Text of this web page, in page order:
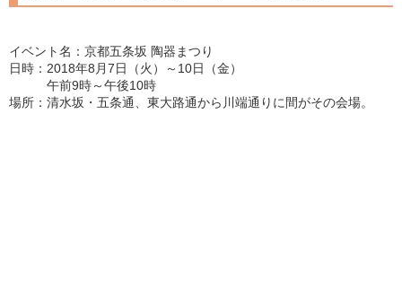
イベント名：京都五条坂 陶器まつり
日時：2018年8月7日（火）～10日（金）
午前9時～午後10時
場所：清水坂・五条通、東大路通から川端通りに間がその会場。